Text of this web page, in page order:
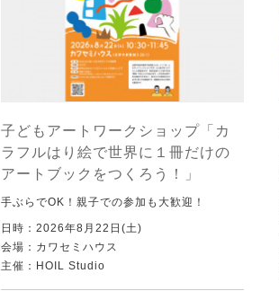
子どもアートワークショップ「カ
ラフルはり絵で世界に１冊だけの
アートブックをつくろう！」
手ぶらでOK！親子での参加も大歓迎！
日時：2026年8月22日(土)
会場：カワセミハウス
主催：HOIL Studio